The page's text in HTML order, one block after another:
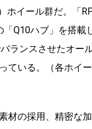
イール群だ。「
Q10ハブ」を搭載
ランスさせたオー
ている。（各ホイ
材の採用、精密な